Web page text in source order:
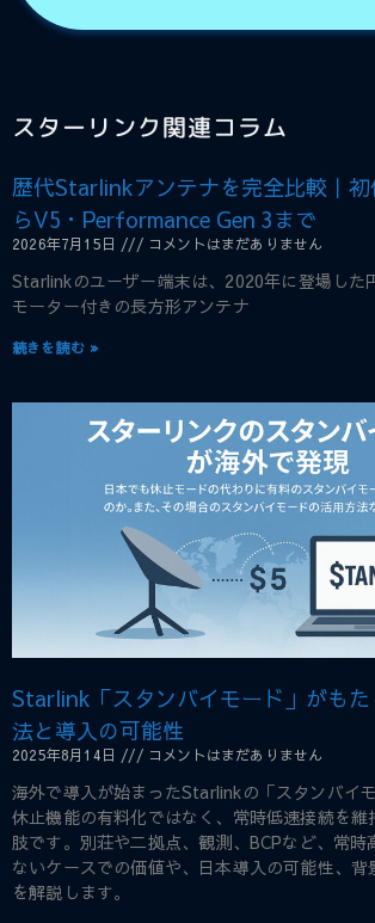
スターリンク関連コラム
歴代Starlinkアンテナを完全比較｜
らV5・Performance Gen 3まで
2026年7月15日 コメントはまだありません
Starlinkのユーザー端末は、2020年に登場した
モーター付きの長方形アンテナ
続きを読む »
Starlink「スタンバイモード」がもた
法と導入の可能性
2025年8月14日 コメントはまだありません
海外で導入が始まったStarlinkの「スタンバイ
休止機能の有料化ではなく、常時低速接続を
肢です。別荘や二拠点、観測、BCPなど、常時
ないケースでの価値や、日本導入の可能性、背
を解説します。